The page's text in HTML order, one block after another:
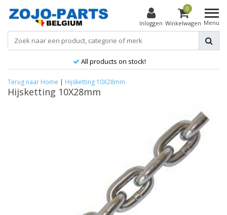
Inloggen
0
Winkelwagen Menu
All products on stock!
Terug naar Home | Hijsketting 10X28mm
Hijsketting 10X28mm